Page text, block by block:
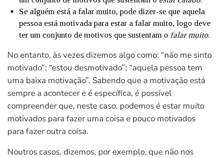
Se alguém está a falar muito, pode dizer-se que aquela
pessoa está motivada para estar a falar muito, logo deve
ter um conjunto de motivos que sustentam o falar muito.
No entanto, às vezes dizemos algo como: “não me sinto
motivado”; “estou desmotivado”; “aquela pessoa tem
uma baixa motivação”. Sabendo que a motivação está
sempre a acontecer e é específica, é possível
compreender que, neste caso, podemos é estar muito
motivados para fazer uma coisa e pouco motivados
para fazer outra coisa.
Noutros casos, dizemos, por exemplo, que não nos